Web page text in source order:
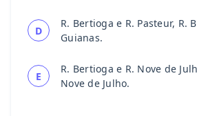
D
R. Bertioga e R. Pasteur, R.
Guianas.
E
R. Bertioga e R. Nove de
Nove de Julho.